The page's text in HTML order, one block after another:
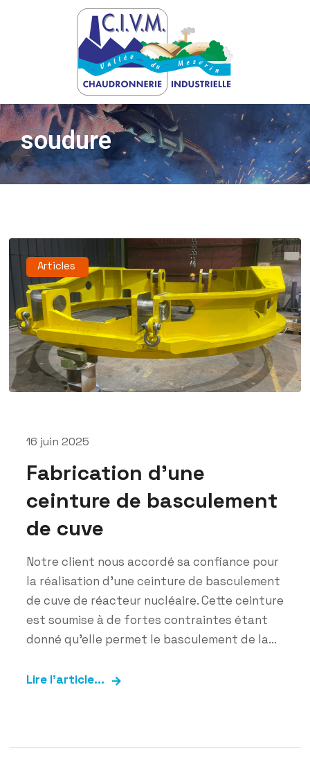
soudure
Articles
16 juin 2025
Fabrication d’une
ceinture de basculement
de cuve
Notre client nous accordé sa confiance pour
la réalisation d’une ceinture de basculement
de cuve de réacteur nucléaire. Cette ceinture
est soumise à de fortes contraintes étant
donné qu’elle permet le basculement de la...
Lire l'article...